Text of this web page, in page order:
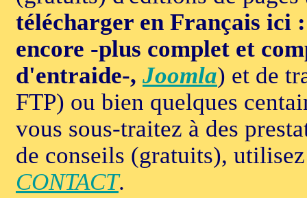
télécharger en Français ici
encore -plus complet et
d'entraide-, Joomla) et de
FTP) ou bien quelques
vous sous-traitez à des
de conseils (gratuits),
CONTACT.